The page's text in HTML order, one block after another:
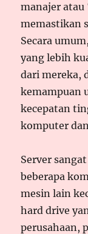
manajer
memastikan
Secara
yang lebih
dari mereka,
kemampuan
kecepatan
komputer
Server
beberapa
mesin lain
hard drive
perusahaan,